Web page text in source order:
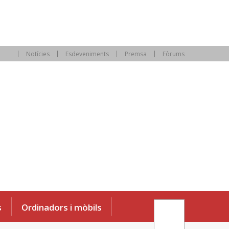
Notícies Esdeveniments Premsa Fòrums
Ordinadors i mòbils